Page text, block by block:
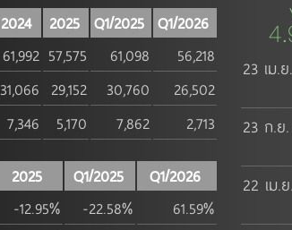
2024 2025 Q1/2025
Q1/2026
61,992 57,575 61,098
56,218
31,066 29,152 30,760
26,502
7,346 5,170 7,862 2,713
2025 Q1/2025
Q1/2026
-12.95% -22.58%
61.59%
23 เม.
23 ก.ย
22 เม.